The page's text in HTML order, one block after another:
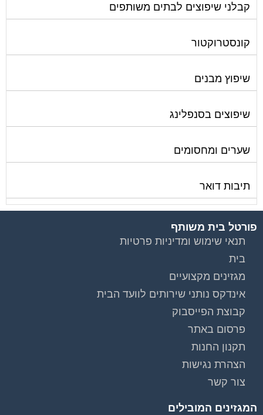
קבלני שיפוצים לבתים משותפים
קונסטרוקטור
שיפוץ מבנים
שיפוצים בסנפלינג
שערים ומחסומים
תיבות דואר
פורטל בית משותף
תנאי שימוש ומדיניות פרטיות
בית
מגזינים מקצועיים
אינדקס נותני שירותים לוועד הבית
קבוצת הפייסבוק
פרסום באתר
תקנון החנות
הצהרת נגישות
צור קשר
המגזינים המובילים